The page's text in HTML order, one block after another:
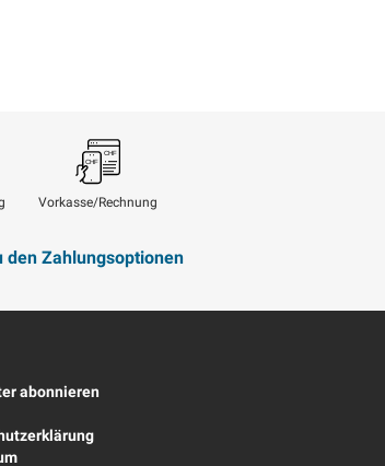
Vorkasse/Rechnung
den Zahlungsoptionen
abonnieren